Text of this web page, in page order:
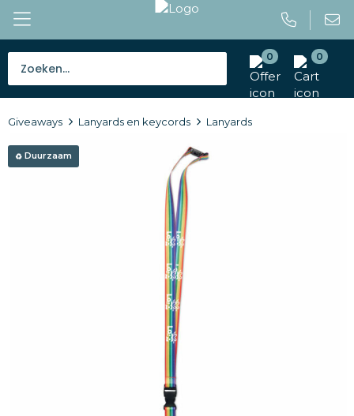
0 0
Tassen
Caps en mutsen
Gereedschap en veiligheid
Giveaways Lanyards en keycords Lanyards
Duurzaam